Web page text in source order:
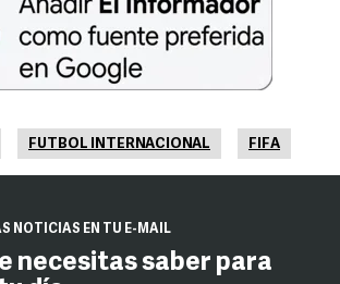
FUTBOL INTERNACIONAL FIFA
NOTICIAS EN TU E-MAIL
necesitas saber para